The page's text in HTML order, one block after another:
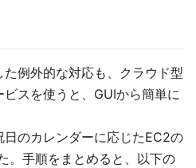
例外的な対応も、クラウド型
スを使うと、GUIから簡単に
のカレンダーに応じたEC2の
。手順をまとめると、以下の